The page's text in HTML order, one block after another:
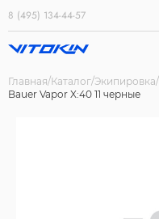
8 (495) 134-44-57
Главная Каталог Экипировка
Bauer Vapor X:40 11 черные